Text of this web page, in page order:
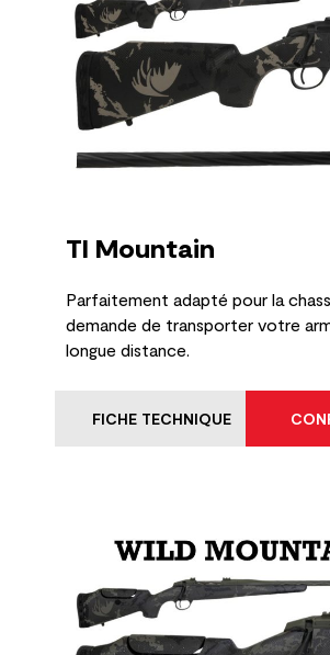
TI Mountain
Parfaitement adapté pour la
demande de transporter votre
longue distance.
FICHE TECHNIQUE